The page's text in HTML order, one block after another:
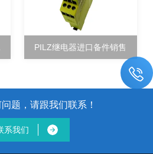
PILZ继电器进口备件销售
题，请跟我们联系！
系我们